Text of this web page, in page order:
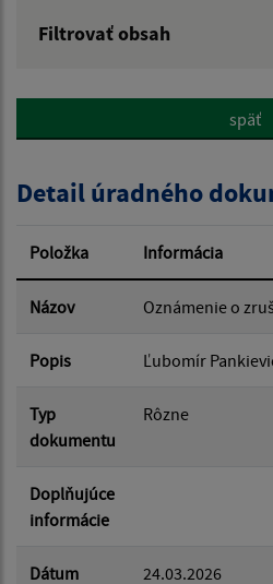
Filtrovať obsah
Popis:
Dátum zverejnenia od:
Dátum zverejnenia do:
späť
Detail úradného
Položka Informácia
Názov Oznámenie o
Popis Ľubomír
Typ
dokumentu
Rôzne
Doplňujúce
informácie
Dátum
24.03.2026